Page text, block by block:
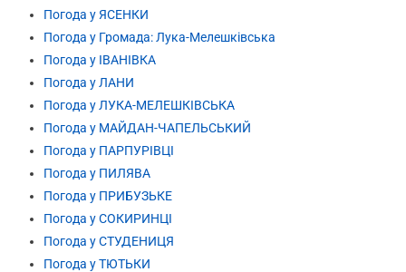
Погода у ЯСЕНКИ
Погода у Громада: Лука-Мелешківська
Погода у ІВАНІВКА
Погода у ЛАНИ
Погода у ЛУКА-МЕЛЕШКІВСЬКА
Погода у МАЙДАН-ЧАПЕЛЬСЬКИЙ
Погода у ПАРПУРІВЦІ
Погода у ПИЛЯВА
Погода у ПРИБУЗЬКЕ
Погода у СОКИРИНЦІ
Погода у СТУДЕНИЦЯ
Погода у ТЮТЬКИ